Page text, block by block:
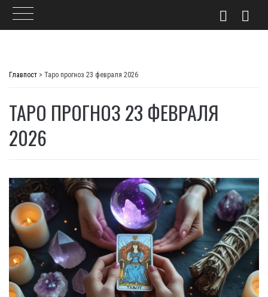
Главпост > Таро прогноз 23 февраля 2026
ТАРО ПРОГНОЗ 23 ФЕВРАЛЯ
2026